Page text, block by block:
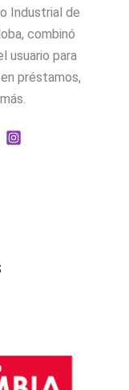
Industrial de
combinó
usuario para
préstamos,